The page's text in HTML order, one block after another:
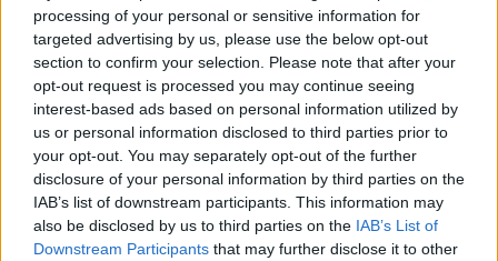
processing of your personal or sensitive information for
targeted advertising by us, please use the below opt-out
section to confirm your selection. Please note that after your
opt-out request is processed you may continue seeing
interest-based ads based on personal information utilized by
us or personal information disclosed to third parties prior to
your opt-out. You may separately opt-out of the further
disclosure of your personal information by third parties on the
IAB’s list of downstream participants. This information may
also be disclosed by us to third parties on the IAB’s List of
Downstream Participants that may further disclose it to other